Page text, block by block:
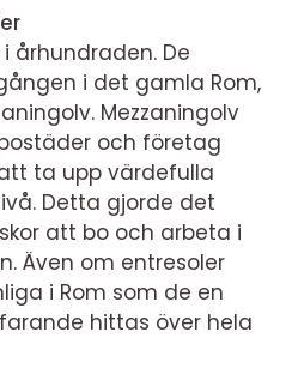
århundraden. De
i det gamla Rom,
Mezzaningolv
och företag
ta upp värdefulla
Detta gjorde det
att bo och arbeta i
Även om entresoler
i Rom som de en
hittas över hela